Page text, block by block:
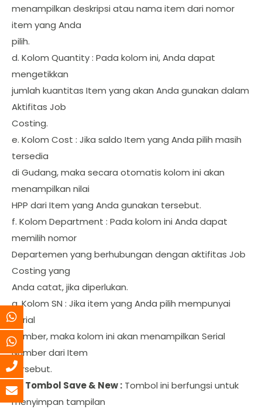
menampilkan deskripsi atau nama item dari nomor
item yang Anda
pilih.
d. Kolom Quantity : Pada kolom ini, Anda dapat
mengetikkan
jumlah kuantitas Item yang akan Anda gunakan dalam
Aktifitas Job
Costing.
e. Kolom Cost : Jika saldo Item yang Anda pilih masih
tersedia
di Gudang, maka secara otomatis kolom ini akan
menampilkan nilai
HPP dari Item yang Anda gunakan tersebut.
f. Kolom Department : Pada kolom ini Anda dapat
memilih nomor
Departemen yang berhubungan dengan aktifitas Job
Costing yang
Anda catat, jika diperlukan.
g. Kolom SN : Jika item yang Anda pilih mempunyai
Serial
Number, maka kolom ini akan menampilkan Serial
Number dari Item
tersebut.
16. Tombol Save & New : Tombol ini berfungsi untuk
menyimpan tampilan